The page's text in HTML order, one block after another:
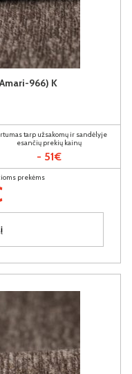
966) K
tarp užsakomų ir sandėlyje
esančių prekių kainų
- 51€
prekėms